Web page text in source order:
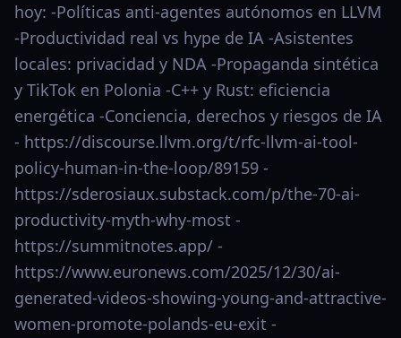
hoy: -Políticas anti-agentes autónomos en LLVM
-Productividad real vs hype de IA -Asistentes
locales: privacidad y NDA -Propaganda sintética
y TikTok en Polonia -C++ y Rust: eficiencia
energética -Conciencia, derechos y riesgos de IA
- https://discourse.llvm.org/t/rfc-llvm-ai-tool-
policy-human-in-the-loop/89159 -
https://sderosiaux.substack.com/p/the-70-ai-
productivity-myth-why-most -
https://summitnotes.app/ -
https://www.euronews.com/2025/12/30/ai-
generated-videos-showing-young-and-attractive-
women-promote-polands-eu-exit -